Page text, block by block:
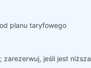
planu taryfowego
jeśli jest niższa